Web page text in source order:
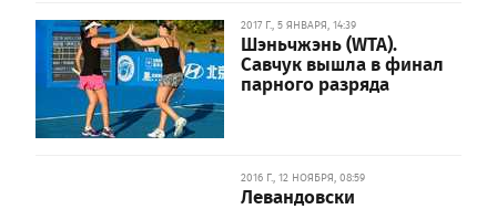
2017 Г., 5 ЯНВАРЯ, 14:39
Шэньчжэнь (WTA).
Савчук вышла в финал
парного разряда
2016 Г., 12 НОЯБРЯ, 08:59
Левандовски